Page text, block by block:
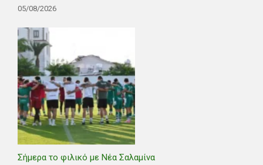
05/08/2026
Σήμερα το φιλικό με Νέα Σαλαμίνα